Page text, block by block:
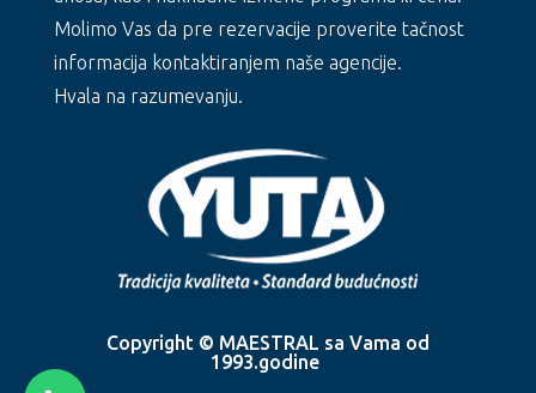
Molimo Vas da pre rezervacije proverite tačnost
informacija kontaktiranjem naše agencije.
Hvala na razumevanju.
Copyright © MAESTRAL sa Vama od
1993.godine